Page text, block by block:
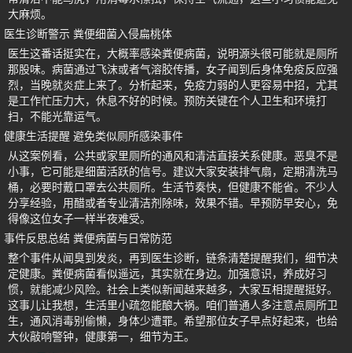
大麻烦。
医生诊断警示 粪便细菌入侵扁桃体
医生这番话挺实在，大概率感染粪便病菌，说明源头很可能就是厕所
那股味。病菌通过飞沫或者气溶胶传播，女子闻到后身体免疫反应强
烈，当晚就炎症上来了。分析起来，免疫力弱的人更容易中招，尤其
是工作忙压力大，休息不好的时候。预防关键在个人卫生和环境打
扫，不能光靠运气。
健康生活提醒 避免类似厕所感染事件
从这案例看，公共或家里厕所的通风和清洁直接关系健康。恶臭不是
小事，它可能是细菌活跃的信号。建议大家安装排气扇，定期清洗马
桶，必要时戴口罩去公共厕所。生活节奏快，但健康不能省。不少人
分享经验，用醋或者专业清洁剂除味，效果不错。早预防早安心，免
得像这位女子一样半夜难受。
事件反思总结 粪便病菌与日常防范
整个事件从闻臭到发炎，再到医生诊断，链条清楚提醒我们，细节决
定健康。粪便病菌看似遥远，其实就在身边。加强意识，养成好习
惯，就能减少风险。社会上类似新闻越来越多，大家互相提醒挺好。
这事儿让我想，生活里小疏忽能酿大祸。咱们普通人多注意点厕所卫
生，通风消毒别偷懒，身体少遭罪。希望那位女子早点好起来，也给
大伙敲响警钟，健康第一，细节为王。